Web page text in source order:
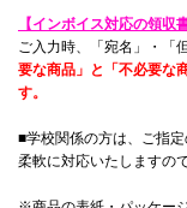
【インボイス対応の領収
ご入力時、「宛名」・「
要な商品」と「不必要な
す。
■学校関係の方は、ご指
柔軟に対応いたしますの